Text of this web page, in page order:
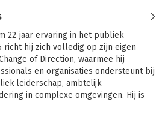
22 jaar ervaring in het publiek
richt hij zich volledig op zijn eigen
of Direction, waarmee hij
en organisaties ondersteunt bij
leiderschap, ambtelijk
in complexe omgevingen. Hij is